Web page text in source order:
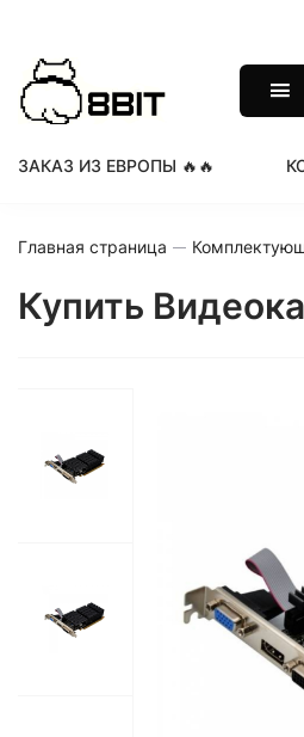
ЗАКАЗ ИЗ ЕВРОПЫ 🔥🔥
Главная страница
Купить